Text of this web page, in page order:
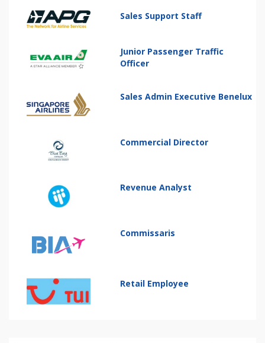
Sales Support Staff
Junior Passenger Traffic
Officer
Sales Admin Executive Benelux
Commercial Director
Revenue Analyst
Commissaris
Retail Employee